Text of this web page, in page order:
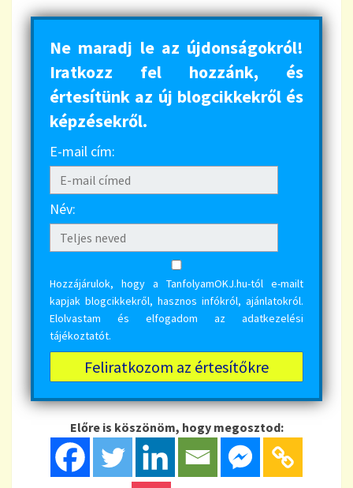
Ne maradj le az újdonságokról!
Iratkozz fel hozzánk, és
értesítünk az új blogcikkekről és
képzésekről.
E-mail cím:
Név:
Hozzájárulok, hogy a TanfolyamOKJ.hu-tól e-mailt
kapjak blogcikkekről, hasznos infókról, ajánlatokról.
Elolvastam és elfogadom az adatkezelési
tájékoztatót.
Előre is köszönöm, hogy megosztod: